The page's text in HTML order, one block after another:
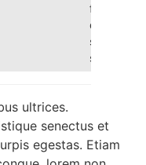
felis
quis
sapien
suscipit
ultrices.
senectus et
egestas. Etiam